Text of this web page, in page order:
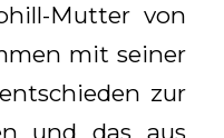
Mutter von
mit seiner
zur
und das aus